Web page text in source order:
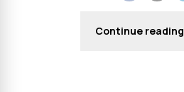
Continue reading